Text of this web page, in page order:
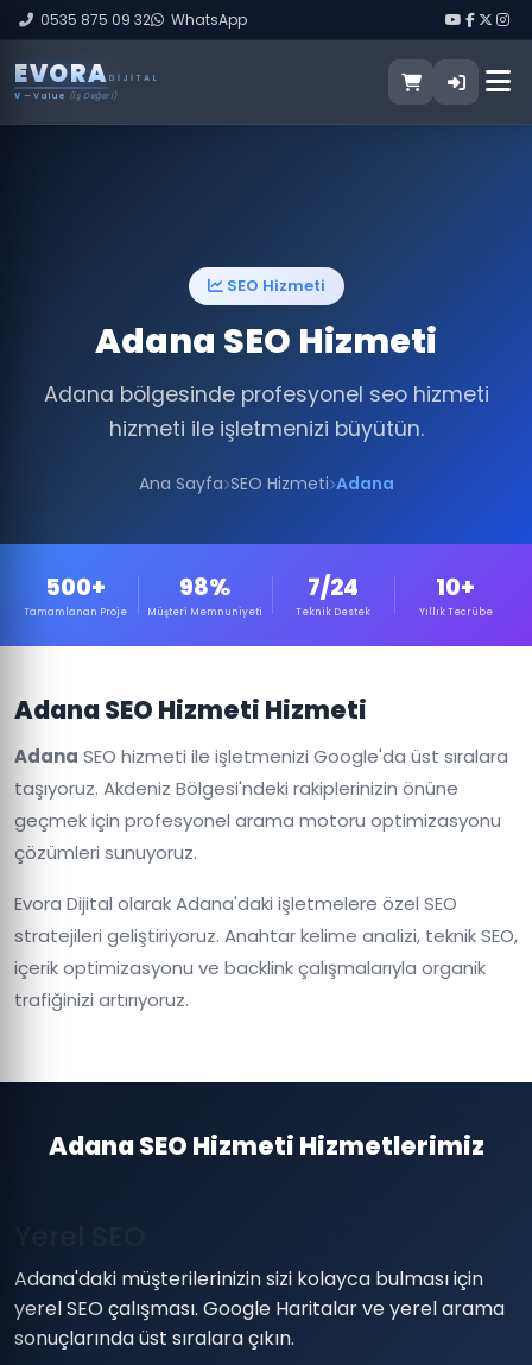
0535 875 09 32 WhatsApp
EVORA DIJITAL
V — Value (İş Değeri)
SEO Hizmeti
Adana SEO Hizmeti
Adana bölgesinde profesyonel seo hizmeti
hizmeti ile işletmenizi büyütün.
Ana Sayfa SEO Hizmeti Adana
500+
Tamamlanan Proje
98%
Müşteri Memnuniyeti
7/24
Teknik Destek
10+
Yıllık Tecrübe
Adana SEO Hizmeti Hizmeti
Adana SEO hizmeti ile işletmenizi Google'da üst sıralara
taşıyoruz. Akdeniz Bölgesi'ndeki rakiplerinizin önüne
geçmek için profesyonel arama motoru optimizasyonu
çözümleri sunuyoruz.
Evora Dijital olarak Adana'daki işletmelere özel SEO
stratejileri geliştiriyoruz. Anahtar kelime analizi, teknik SEO,
içerik optimizasyonu ve backlink çalışmalarıyla organik
trafiğinizi artırıyoruz.
Adana SEO Hizmeti Hizmetlerimiz
Adana'daki müşterilerinizin sizi kolayca bulması için
yerel SEO çalışması. Google Haritalar ve yerel arama
sonuçlarında üst sıralara çıkın.